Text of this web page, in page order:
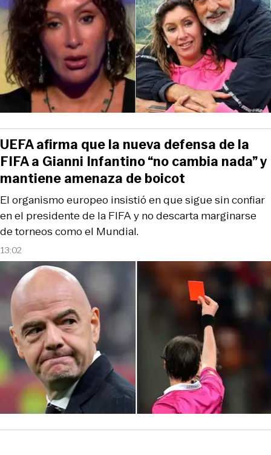
13:02
El organismo europeo insistió en que sigue sin confiar
en el presidente de la FIFA y no descarta marginarse
de torneos como el Mundial.
UEFA afirma que la nueva defensa de la
FIFA a Gianni Infantino “no cambia nada” y
mantiene amenaza de boicot